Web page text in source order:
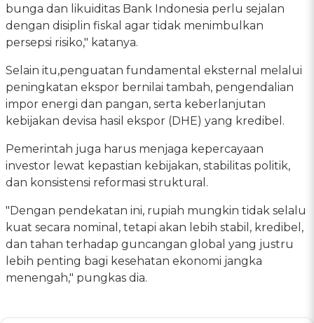
bunga dan likuiditas Bank Indonesia perlu sejalan
dengan disiplin fiskal agar tidak menimbulkan
persepsi risiko," katanya.
Selain itu,penguatan fundamental eksternal melalui
peningkatan ekspor bernilai tambah, pengendalian
impor energi dan pangan, serta keberlanjutan
kebijakan devisa hasil ekspor (DHE) yang kredibel.
Pemerintah juga harus menjaga kepercayaan
investor lewat kepastian kebijakan, stabilitas politik,
dan konsistensi reformasi struktural.
"Dengan pendekatan ini, rupiah mungkin tidak selalu
kuat secara nominal, tetapi akan lebih stabil, kredibel,
dan tahan terhadap guncangan global yang justru
lebih penting bagi kesehatan ekonomi jangka
menengah," pungkas dia.